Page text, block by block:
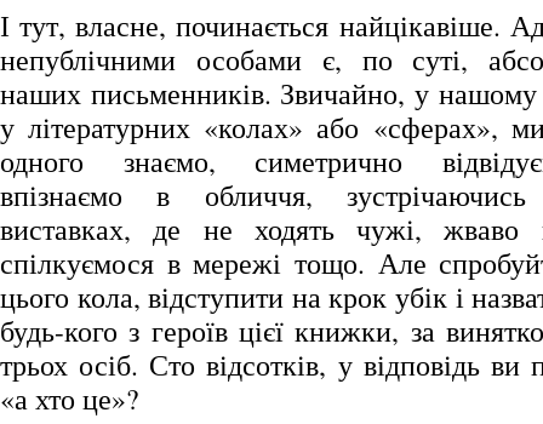
І тут, власне, починається найцікавіше.
непублічними особами є, по суті,
наших письменників. Звичайно, у нашому
у літературних «колах» або «сферах»,
одного знаємо, симетрично
впізнаємо в обличчя,
виставках, де не ходять чужі, жваво
спілкуємося в мережі тощо. Але
цього кола, відступити на крок убік і
будь-кого з героїв цієї книжки, за
трьох осіб. Сто відсотків, у відповідь ви
«а хто це»?